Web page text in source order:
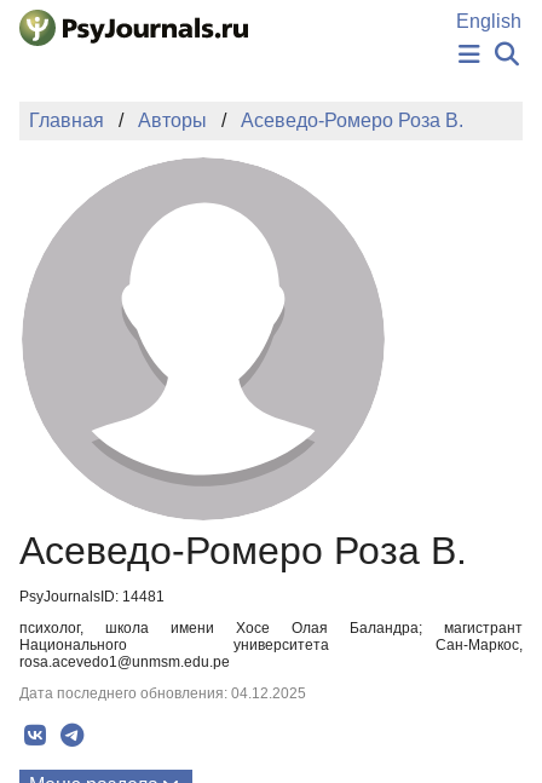
Перейти к основному содержанию
English
НОВОСТИ
АВТОРЫ
ПОДАТЬ РУКОПИСЬ
БАЗА ЗНАНИЙ
КЛЮЧЕВЫЕ СЛОВА
Регистрация
Главная Авторы Асеведо-Ромеро Роза В.
Асеведо-Ромеро Роза В.
PsyJournalsID: 14481
психолог, школа имени Хосе Олая Баландра; магистрант
Национального университета Сан-Маркос,
rosa.acevedo1@unmsm.edu.pe
Дата последнего обновления: 04.12.2025